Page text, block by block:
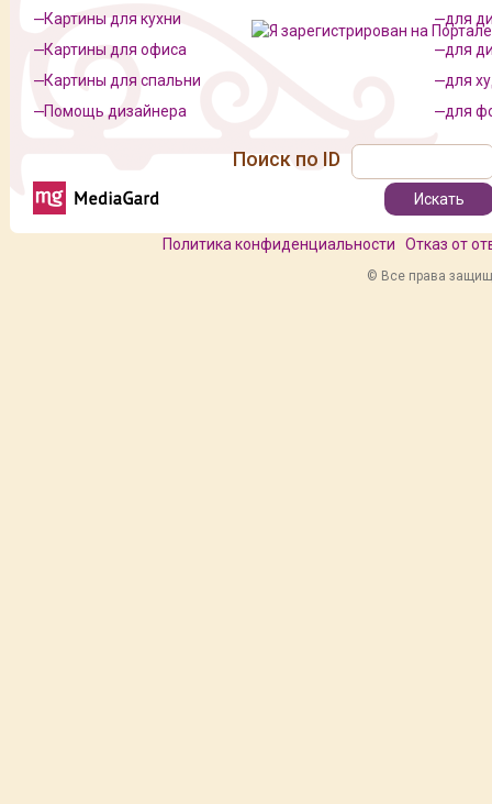
Картины для кухни
Картины для офиса
Картины для спальни
Помощь дизайнера
для
для
для
для
Поиск по ID
Политика конфиденциальности Отказ от
© Все права